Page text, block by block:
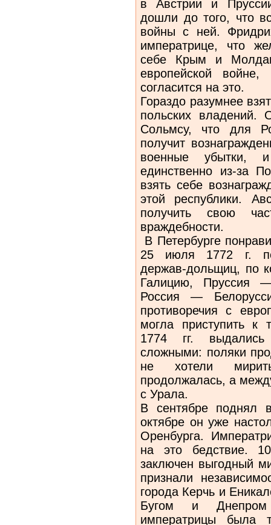
в Австрии и
дошли до того, что
войны с ней.
императрице, что
себе Крым и
европейской
согласится на это.
Гораздо разумнее
польских владений.
Сольмсу, что для
получит
военные убытки,
единственно из-за
взять себе
этой республики.
получить свою
враждебности.
В Петербурге
25 июля 1772 г.
держав-дольщиц, по
Галицию, Пруссия
Россия —
противоречия с
могла приступить к
1774 гг.
сложными: поляки
не хотели
продолжалась, а
с Урала.
В сентябре поднял
октябре он уже
Оренбурга.
на это бедствие.
заключен выгодный
признали
города Керчь и
Бугом и Днепром
императрицы была